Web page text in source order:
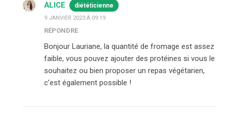
ALICE diététicienne
9 JANVIER 2023 À 09:19
RÉPONDRE
Bonjour Lauriane, la quantité de fromage est assez
faible, vous pouvez ajouter des protéines si vous le
souhaitez ou bien proposer un repas végétarien,
c’est également possible !